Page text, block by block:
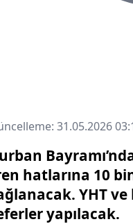
31.05.2026
hatlarına 10
YHT
yapılacak.